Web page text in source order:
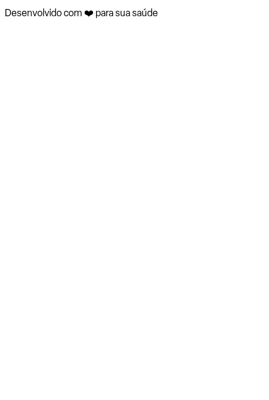
Desenvolvido com ❤️ para sua saúde